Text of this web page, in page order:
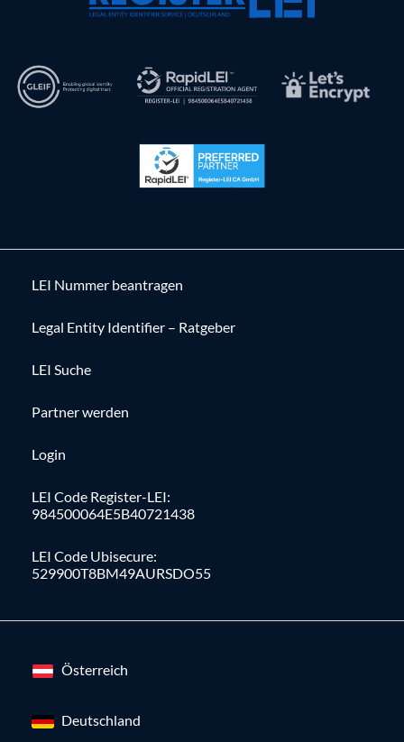
LEI Nummer beantragen
Legal Entity Identifier – Ratgeber
LEI Suche
Partner werden
Login
LEI Code Register-LEI:
984500064E5B40721438
LEI Code Ubisecure:
529900T8BM49AURSDO55
Österreich
Deutschland